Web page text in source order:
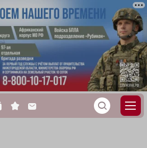
s M S